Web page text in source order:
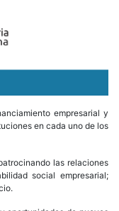
empresarial y
en cada uno de los
las relaciones
social empresarial;